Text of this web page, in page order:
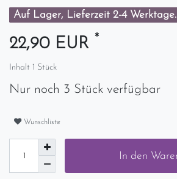
Auf Lager, Lieferzeit 2-4 Werktage.
22,90 EUR *
Inhalt 1 Stück
Nur noch 3 Stück verfügbar
Wunschliste
In den